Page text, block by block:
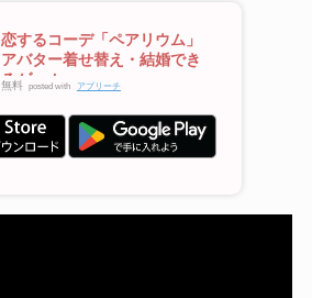
恋するコーデ「ペアリウム」
アバター着せ替え・結婚でき
るゲーム
無料 posted with アプリーチ